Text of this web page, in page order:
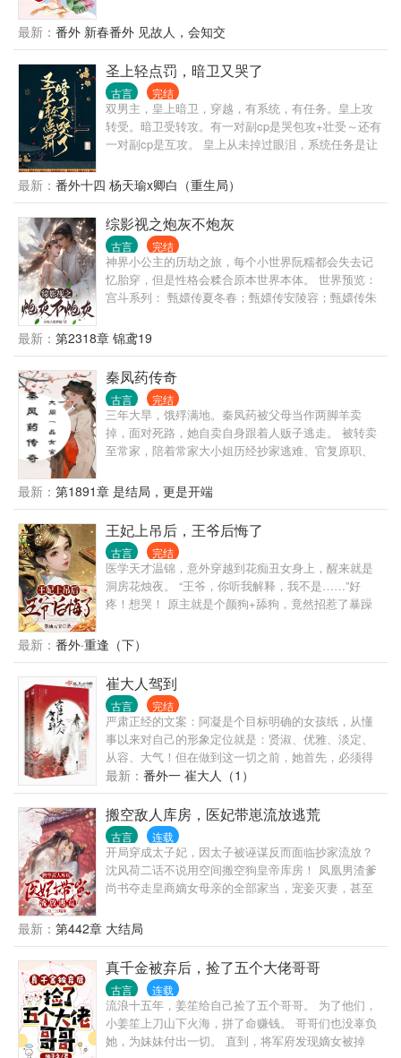
甲。 而她全家满门忠臣皆是炮灰，全部不得好死! 乔
家全家：“.......” 乔家全家：“什么！这不能忍，谁也不
能动他们的娇娇！圣上任由次子把持朝纲，残害忠
良，那他们就辅佐仁德太子，反了！” 最后，乔娇娇看
着爹娘恩爱，看着大哥入主内阁，看着二哥封狼居
胥，不由地一脸懵逼。
最新： 番外 新春番外 见故人，会知交
圣上轻点罚，暗卫又哭了
古言 完结
双男主，皇上暗卫，穿越，有系统，有任务。皇上攻
转受。暗卫受转攻。有一对副cp是哭包攻+壮受～还有
一对副cp是互攻。 皇上从未掉过眼泪，系统任务是让
勿带脑子，主打一个爽文，愉快恋爱，双向奔赴，甜
宠。前期有轻虐身，不虐心。全程甜宠～ 这是什么人
间疾苦！林默欲哭无泪，刚刚升任大区总监的他在庆
功宴上就被电晕，醒过来竟然在皇帝苏景皓的榻上！
成了皇帝的暗卫！差点就成了男宠！ “我不要做男
宠。” “好，升暗卫统领。” “我要出任务。” “好，不许受
伤。” 见过皇帝保护暗卫的吗！那要暗卫做什么！ 职
业自尊心稀碎—— “北国叛乱，我要做将军。” “好，许
泪的冰山皇帝+由受转攻的暗卫。 系统：宿主的任务
已经完成，可以回现代世界升官发财娶老婆了。 凌
漠：他为我掉这么多泪，我还他一生一世——
最新： 番外十四 杨天瑜x卿白（重生局）
综影视之炮灰不炮灰
古言 完结
神界小公主的历劫之旅，每个小世界阮糯都会失去记
忆胎穿，但是性格会糅合原本世界本体。 世界预览：
宫斗系列： 甄嬛传夏冬春；甄嬛传安陵容；甄嬛传朱
王后；美人心计紫苏； 宫心计钱飞燕；宫心计万宝贤
······ 民国系列： 乱世佳人贺美馨 烽火佳人青萍 嫁入
豪门沈盈娣 ······ 现代系列： 我的人间烟火叶子 ······
仙侠系列： 三生三世十里桃花素锦 三生三世十里桃花
小巴蛇 天札之白蛇传说原创小花精阮糯 琉璃原创小仓
鼠软糯 ······· 其它系列： ······ 批注：顺序不定；篇幅
不定
最新： 第2318章 锦鸢19
秦凤药传奇
古言 完结
三年大旱，饿殍满地。秦凤药被父母当作两脚羊卖
掉，面对死路，她自卖自身跟着人贩子逃走。 被转卖
至常家，陪着常家大小姐历经抄家逃难、官复原职、
未来小皇帝登基出谋划策，在家族与皇宫里凭着清
醒、多智、腹黑……一路向上爬，登顶大周唯一一品
女官。 主角慢慢成长为一个成熟、机智、有勇有谋的
女官。请给她成长的时间。
最新： 第1891章 是结局，更是开端
王妃上吊后，王爷后悔了
古言 完结
医学天才温锦，意外穿越到花痴丑女身上，醒来就是
洞房花烛夜。 “王爷，你听我解释，我不是……”好
疼！想哭！ 原主就是个颜狗+舔狗，竟然招惹了暴躁
胎记竟然跟她一起穿越，变成了随身灵泉空间！ 被弃
六年后，华丽变身的温锦带着萌宝走出冷院，手撕白
莲，痛扁绿茶。 撩什么男人？独美做个富婆它不香
吗？ 温锦带着萌娃，治病救人赚银子。 医治瘸腿大
哥，鼓励哥哥做大官。 没有金大腿，靠着金手指咱也
能成为人生赢家！ 唉，不对，这个又帅又撩的王爷怎
么老纠缠她？说好的冷清疏离，两看相厌呢？
最新： 番外·重逢（下）
崔大人驾到
古言 完结
严肃正经的文案：阿凝是个目标明确的女孩纸，从懂
事以来对自己的形象定位就是：贤淑、优雅、淡定、
从容、大气！但在做到这一切之前，她首先，必须得
撸起袖子掀翻那帮装逼的伪君子！！！不正经文案：
他那么耀眼，宛若烈烈金乌让人不敢直视、不敢靠
近，就连他主动接近，阿凝都觉得自己要被烤化了，
始终不敢置信自己竟然拥有了这个男人。她有时候会
惴惴：你不嫌弃我笨？他道：智多者夭寿，你能拯救
我和我们的孩子。她恼怒又担忧：就算以后我生的孩
子能笨点，可你又不会变笨。他抱住她道：近墨者
黑。——————————————本文是悬疑、推
最新： 番外一 崔大人（1）
搬空敌人库房，医妃带崽流放逃荒
古言 连载
开局穿成太子妃，因太子被诬谋反而面临抄家流放？
沈风荷二话不说用空间搬空狗皇帝库房！ 凤凰男渣爹
尚书夺走皇商嫡女母亲的全部家当，宠妾灭妻，甚至
挥，搬空尚书府库房，顺便暴揍渣爹贱妾一顿，救走
双胞胎弟妹！ 流放蛮荒之地，衣食无着？ 她全京城囤
货，粮食布匹车马武器药材，还有种田空间在手，粮
食野味应有尽有！看她带着弟妹婆婆小叔子，把蛮荒
之地建成世外桃源，发家致富种田忙！ 流放途中，被
国舅爷挖苦欺辱，恶吏刁难？ 开什么玩笑？不打得他
们满地找牙她就不是沈风荷！ 后来，天灾来袭，她为
了护住弟妹家人，来不及躲进空间，却被逃荒村民中
最新： 第442章 大结局
真千金被弃后，捡了五个大佬哥哥
古言 连载
流浪十五年，姜笙给自己捡了五个哥哥。 为了他们，
小姜笙上刀山下火海，拼了命赚钱。 哥哥们也没辜负
她，为妹妹付出一切。 直到，将军府发现嫡女被掉